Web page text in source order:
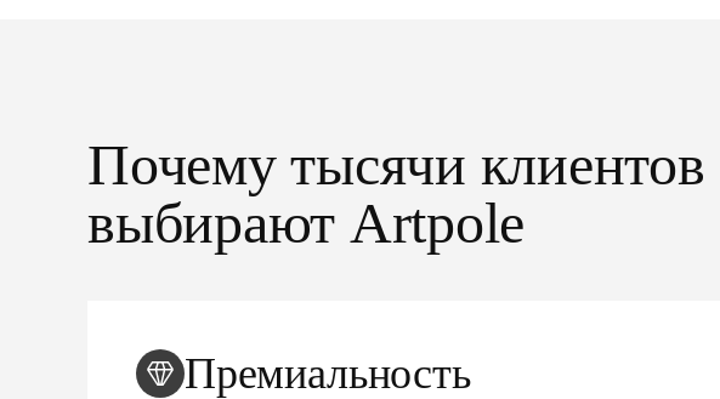
Почему тысячи клиентов
выбирают Artpole
Премиальность